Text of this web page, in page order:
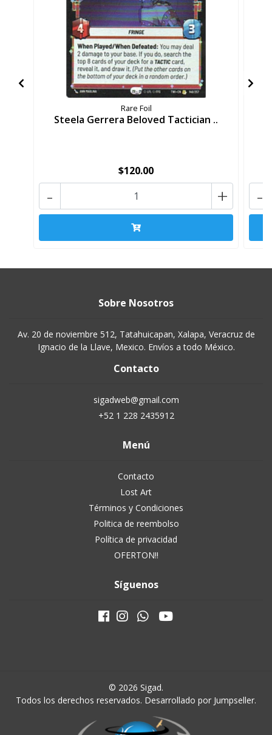
Rare Foil
Steela Gerrera Beloved Tactician ..
$120.00
+
- -
Sobre Nosotros
Av. 20 de noviembre 512, Tatahuicapan, Xalapa, Veracruz de
Ignacio de la Llave, Mexico. Envíos a todo México.
Contacto
sigadweb@gmail.com
+52 1 228 2435912
Menú
Contacto
Lost Art
Términos y Condiciones
Politica de reembolso
Política de privacidad
OFERTON!!
Síguenos
© 2026 Sigad.
Todos los derechos reservados. Desarrollado por Jumpseller.